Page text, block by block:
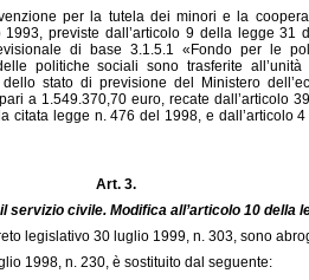
per la tutela dei minori e la
previste dall’articolo 9 della legge 31
di base 3.1.5.1 «Fondo per le
politiche sociali sono trasferite
stato di previsione del Ministero
a 1.549.370,70 euro, recate dall’articolo
citata legge n. 476 del 1998, e dall’articolo
Art. 3.
servizio civile. Modifica all’articolo 10 della
legislativo 30 luglio 1999, n. 303, sono
1998, n. 230, è sostituito dal seguente: